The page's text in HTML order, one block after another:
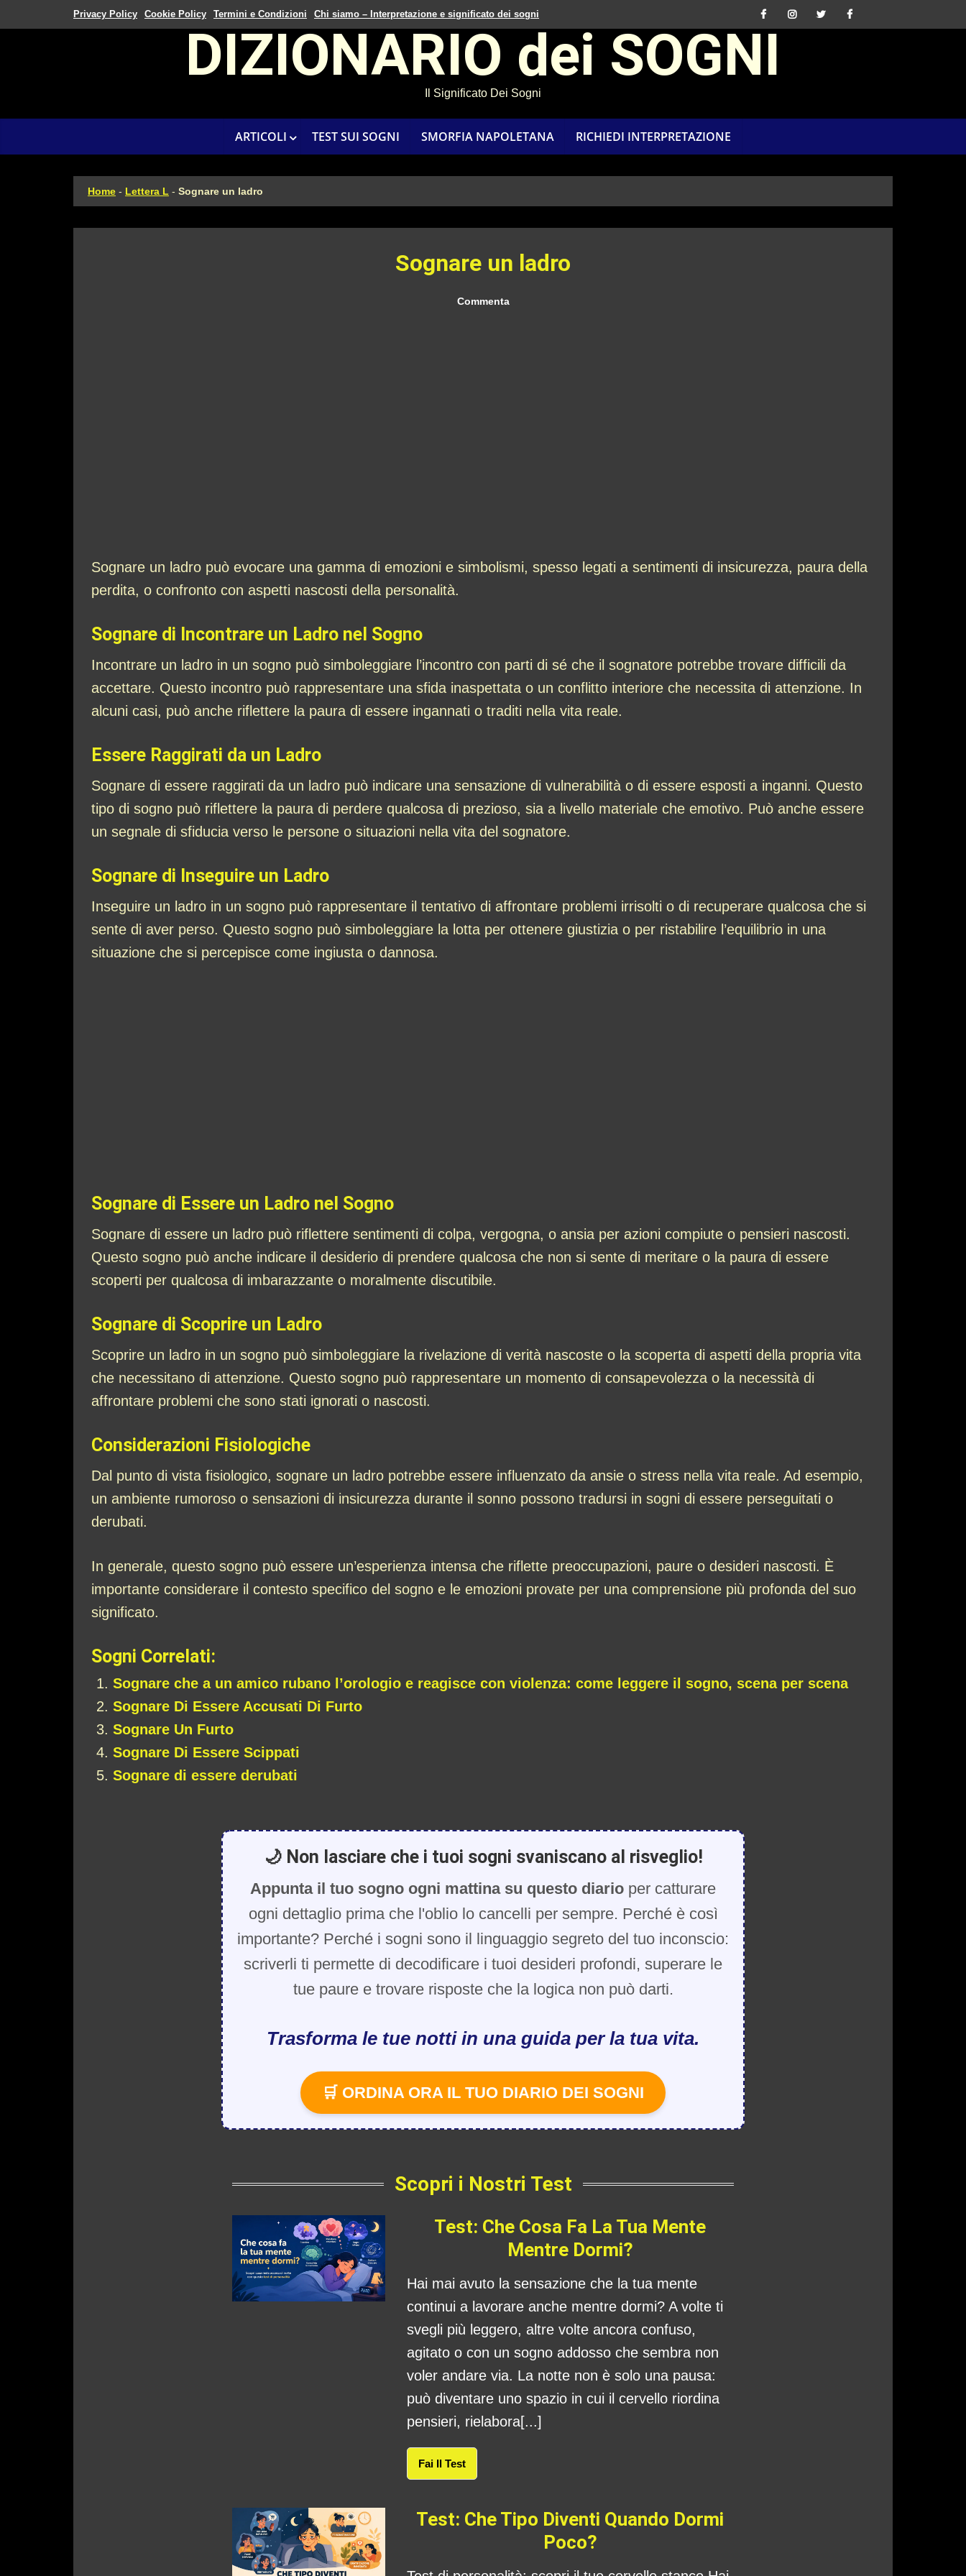
Privacy Policy Cookie Policy Termini e Condizioni Chi siamo – Interpretazione e significato dei sogni
DIZIONARIO dei SOGNI
Il Significato Dei Sogni
ARTICOLI TEST SUI SOGNI SMORFIA NAPOLETANA RICHIEDI INTERPRETAZIONE
Home - Lettera L - Sognare un ladro
Sognare un ladro
Commenta
Sognare un ladro può evocare una gamma di emozioni e simbolismi, spesso legati a sentimenti di insicurezza, paura della
perdita, o confronto con aspetti nascosti della personalità.
Sognare di Incontrare un Ladro nel Sogno
Incontrare un ladro in un sogno può simboleggiare l’incontro con parti di sé che il sognatore potrebbe trovare difficili da
accettare. Questo incontro può rappresentare una sfida inaspettata o un conflitto interiore che necessita di attenzione. In
alcuni casi, può anche riflettere la paura di essere ingannati o traditi nella vita reale.
Essere Raggirati da un Ladro
Sognare di essere raggirati da un ladro può indicare una sensazione di vulnerabilità o di essere esposti a inganni. Questo
tipo di sogno può riflettere la paura di perdere qualcosa di prezioso, sia a livello materiale che emotivo. Può anche essere
un segnale di sfiducia verso le persone o situazioni nella vita del sognatore.
Sognare di Inseguire un Ladro
Inseguire un ladro in un sogno può rappresentare il tentativo di affrontare problemi irrisolti o di recuperare qualcosa che si
sente di aver perso. Questo sogno può simboleggiare la lotta per ottenere giustizia o per ristabilire l’equilibrio in una
situazione che si percepisce come ingiusta o dannosa.
Sognare di Essere un Ladro nel Sogno
Sognare di essere un ladro può riflettere sentimenti di colpa, vergogna, o ansia per azioni compiute o pensieri nascosti.
Questo sogno può anche indicare il desiderio di prendere qualcosa che non si sente di meritare o la paura di essere
scoperti per qualcosa di imbarazzante o moralmente discutibile.
Sognare di Scoprire un Ladro
Scoprire un ladro in un sogno può simboleggiare la rivelazione di verità nascoste o la scoperta di aspetti della propria vita
che necessitano di attenzione. Questo sogno può rappresentare un momento di consapevolezza o la necessità di
affrontare problemi che sono stati ignorati o nascosti.
Considerazioni Fisiologiche
Dal punto di vista fisiologico, sognare un ladro potrebbe essere influenzato da ansie o stress nella vita reale. Ad esempio,
un ambiente rumoroso o sensazioni di insicurezza durante il sonno possono tradursi in sogni di essere perseguitati o
derubati.
In generale, questo sogno può essere un’esperienza intensa che riflette preoccupazioni, paure o desideri nascosti. È
importante considerare il contesto specifico del sogno e le emozioni provate per una comprensione più profonda del suo
significato.
Sogni Correlati:
Sognare che a un amico rubano l’orologio e reagisce con violenza: come leggere il sogno, scena per scena
Sognare Di Essere Accusati Di Furto
Sognare Un Furto
Sognare Di Essere Scippati
Sognare di essere derubati
🌙 Non lasciare che i tuoi sogni svaniscano al risveglio!
Appunta il tuo sogno ogni mattina su questo diario per catturare
ogni dettaglio prima che l'oblio lo cancelli per sempre. Perché è così
importante? Perché i sogni sono il linguaggio segreto del tuo inconscio:
scriverli ti permette di decodificare i tuoi desideri profondi, superare le
tue paure e trovare risposte che la logica non può darti.
Trasforma le tue notti in una guida per la tua vita.
🛒 ORDINA ORA IL TUO DIARIO DEI SOGNI
Scopri i Nostri Test
Test: Che Cosa Fa La Tua Mente
Mentre Dormi?
Hai mai avuto la sensazione che la tua mente
continui a lavorare anche mentre dormi? A volte ti
svegli più leggero, altre volte ancora confuso,
agitato o con un sogno addosso che sembra non
voler andare via. La notte non è solo una pausa:
può diventare uno spazio in cui il cervello riordina
pensieri, rielabora[...]
Fai Il Test
Test: Che Tipo Diventi Quando Dormi
Poco?